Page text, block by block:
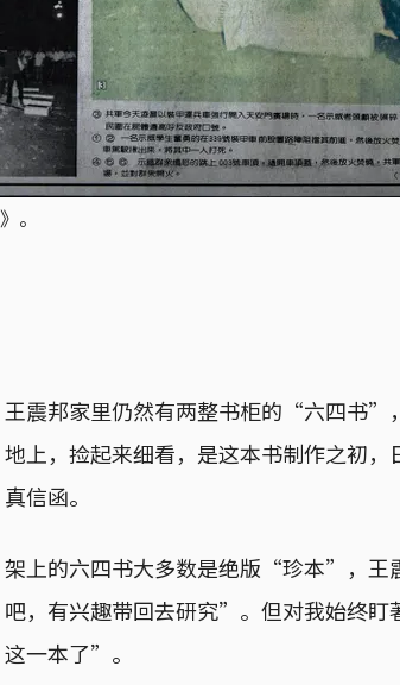
。
王震邦家里仍然有两整书柜的“六四书”
地上，捡起来细看，是这本书制作之初
真信函。
架上的六四书大多数是绝版“珍本”，王
吧，有兴趣带回去研究”。但对我始终
这一本了”。